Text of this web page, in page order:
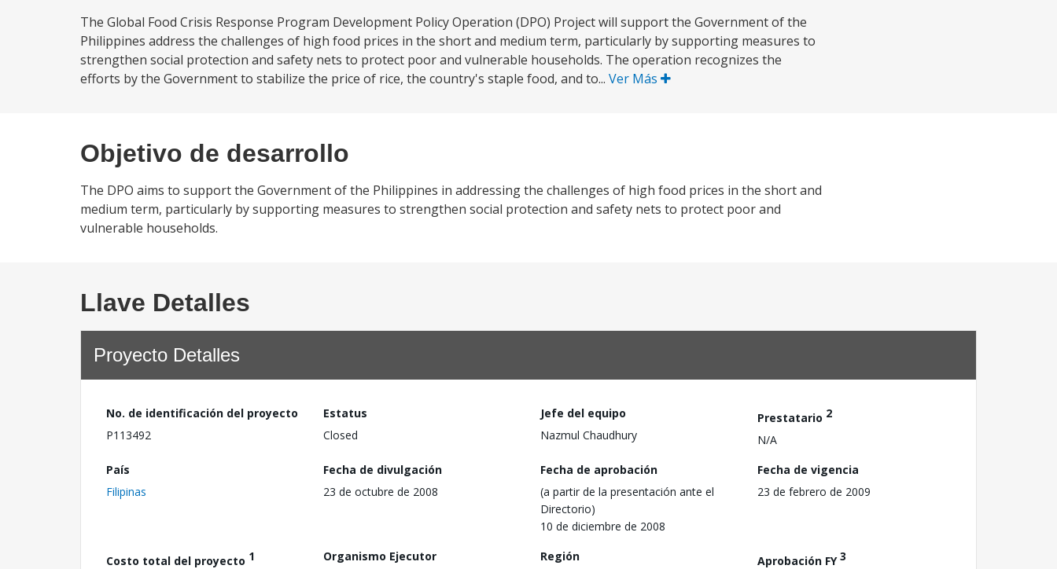
The Global Food Crisis Response Program Development Policy Operation (DPO) Project will support the Government of the
Philippines address the challenges of high food prices in the short and medium term, particularly by supporting measures to
strengthen social protection and safety nets to protect poor and vulnerable households. The operation recognizes the
efforts by the Government to stabilize the price of rice, the country's staple food, and to... Ver Más
Objetivo de desarrollo
The DPO aims to support the Government of the Philippines in addressing the challenges of high food prices in the short and
medium term, particularly by supporting measures to strengthen social protection and safety nets to protect poor and
vulnerable households.
Llave Detalles
Proyecto Detalles
No. de identificación del proyecto
P113492
Estatus
Closed
Jefe del equipo
Nazmul Chaudhury
Prestatario 2
N/A
País
Filipinas
Fecha de divulgación
23 de octubre de 2008
Fecha de aprobación
(a partir de la presentación ante el
Directorio)
10 de diciembre de 2008
Fecha de vigencia
23 de febrero de 2009
Costo total del proyecto 1
Organismo Ejecutor
Región
Aprobación FY3